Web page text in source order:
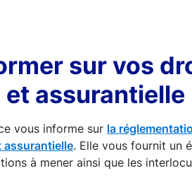
sur vos
et assurantielle
vous informe sur la
assurantielle. Elle vous fournit un
à mener ainsi que les